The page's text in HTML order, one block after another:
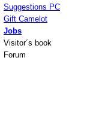
Suggestions PC
Gift Camelot
Jobs
Visitor´s book
Forum